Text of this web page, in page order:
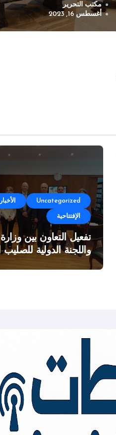
مكتب التحرير
أغسطس 16, 2023
Uncategorized الأخبار
الإفتتاحية
تفعيل التعاون بين
واللجنة الدولية للصليب